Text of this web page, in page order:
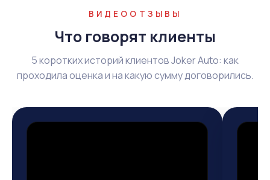
ВИДЕООТЗЫВЫ
Что говорят клиенты
5 коротких историй клиентов Joker Auto: как
проходила оценка и на какую сумму договорились.